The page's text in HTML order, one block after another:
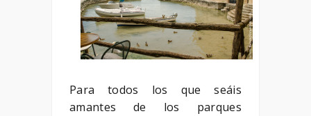
Para todos los que seáis
amantes de los parques